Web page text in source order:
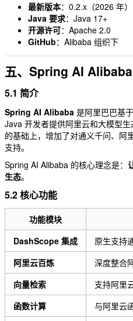
最新版本：0.2.x（2026 年）
Java 要求：Java 17+
开源许可：Apache 2.0
GitHub：Alibaba 组织下
五、Spring AI Alibaba
5.1 简介
Spring AI Alibaba 是阿里巴巴基
Java 开发者提供阿里云和大模型
的基础上，增加了对通义千问、阿
支持。
Spring AI Alibaba 的核心理念是：
生态。
5.2 核心功能
功能模块
DashScope 集成
原生支持
阿里云百炼
深度整合
向量检索
支持阿里
函数计算
与阿里云